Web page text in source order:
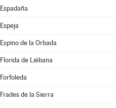
Espadaña
Espeja
Espino de la Orbada
Florida de Liébana
Forfoleda
Frades de la Sierra